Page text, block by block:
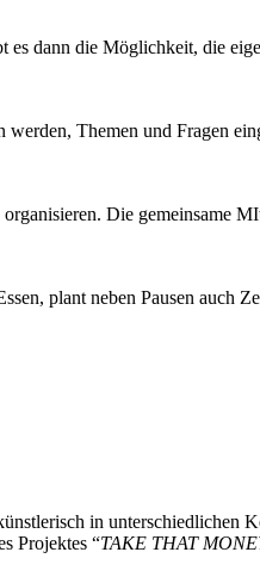
dann die Möglichkeit, die
Themen und Fragen
Die gemeinsame
plant neben Pausen auch
in unterschiedlichen
Projektes “TAKE THAT